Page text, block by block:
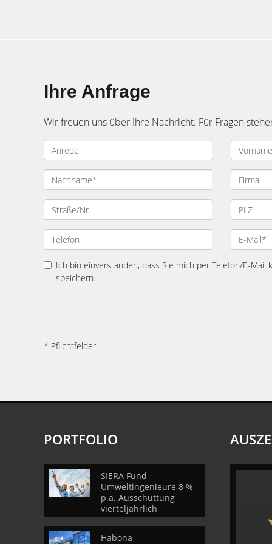
Ihre Anfrage
Wir freuen uns über Ihre Nachricht. Für Fragen
Ich bin einverstanden, dass Sie mich per Telefon/E-
speichern.
* Pflichtfelder
PORTFOLIO
SIERA Fund
Umweltingenieure 8 %
p.a. Ausschüttung
vierteljährlich
Habona